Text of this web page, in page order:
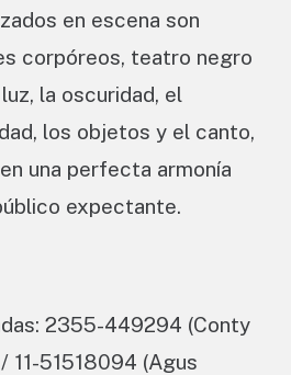
en escena son
corpóreos, teatro negro
la oscuridad, el
los objetos y el canto,
una perfecta armonía
expectante.
2355-449294 (Conty
11-51518094 (Agus